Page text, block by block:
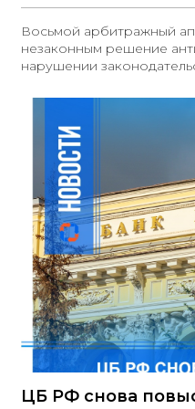
Восьмой арбитражный
незаконным решение
нарушении
указавшего несколько
позиции.Закупка
расходных материалов
различных типов) для
проводилась без
поставка по заявкам
орган считал, что
позиции создают
ЦБ РФ снова